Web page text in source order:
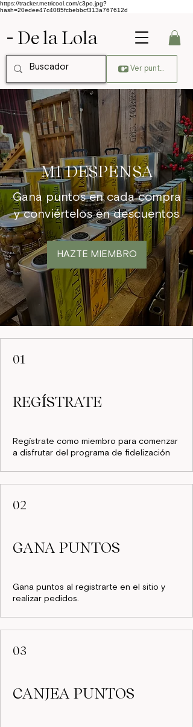
https://tracker.metricool.com/c3po.jpg?
hash=20edee47c4085fcbebbcf313a767612d
- De la Lola
Ver puntos
MI DESPENSA
Gana puntos en cada compra
y conviértelos en descuentos
HAZTE MIEMBRO
01
REGÍSTRATE
Regístrate como miembro para comenzar
a disfrutar del programa de fidelización
02
GANA PUNTOS
Gana puntos al registrarte en el sitio y
realizar pedidos.
03
CANJEA PUNTOS